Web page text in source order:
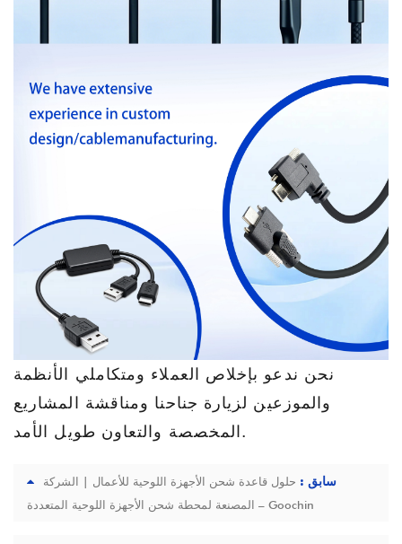
نحن ندعو بإخلاص العملاء ومتكاملي الأنظمة
والموزعين لزيارة جناحنا ومناقشة المشاريع
المخصصة والتعاون طويل الأمد.
سابق : حلول قاعدة شحن الأجهزة اللوحية للأعمال | الشركة
المصنعة لمحطة شحن الأجهزة اللوحية المتعددة – Goochin